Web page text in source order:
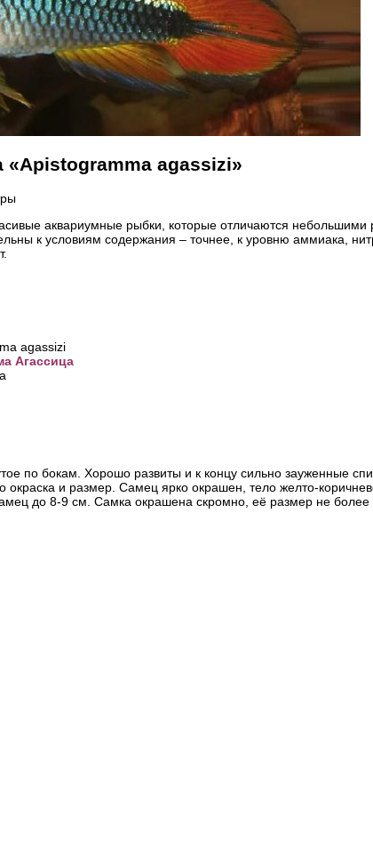
«Apistogramma agassizi»
аквариумные рыбки, которые отличаются
к условиям содержания – точнее, к уровню аммиака,
agassizi
Агассица
по бокам. Хорошо развиты и к концу сильно зауженные
и размер. Самец ярко окрашен, тело желто-
до 8-9 см. Самка окрашена скромно, её размер не более